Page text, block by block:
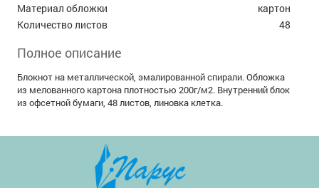
Материал обложки
картон
Количество листов
48
Полное описание
Блокнот на металлической, эмалированной спирали. Обложка
из мелованного картона плотностью 200г/м2. Внутренний блок
из офсетной бумаги, 48 листов, линовка клетка.